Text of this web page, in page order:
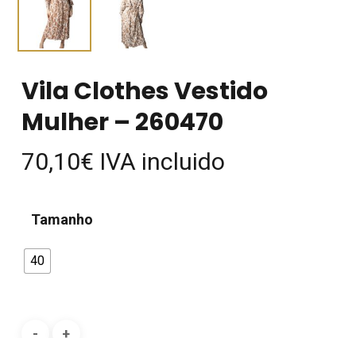
Vila Clothes Vestido
Mulher – 260470
70,10€ IVA incluido
Tamanho
40